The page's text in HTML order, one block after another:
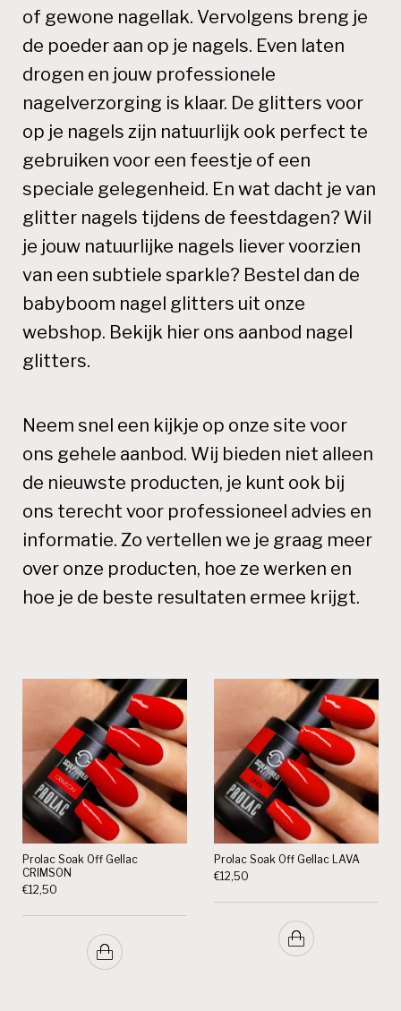
of gewone nagellak. Vervolgens breng je
de poeder aan op je nagels. Even laten
drogen en jouw professionele
nagelverzorging is klaar. De glitters voor
op je nagels zijn natuurlijk ook perfect te
gebruiken voor een feestje of een
speciale gelegenheid. En wat dacht je van
glitter nagels tijdens de feestdagen? Wil
je jouw natuurlijke nagels liever voorzien
van een subtiele sparkle? Bestel dan de
babyboom nagel glitters uit onze
webshop. Bekijk hier ons aanbod nagel
glitters.
Neem snel een kijkje op onze site voor
ons gehele aanbod. Wij bieden niet alleen
de nieuwste producten, je kunt ook bij
ons terecht voor professioneel advies en
informatie. Zo vertellen we je graag meer
over onze producten, hoe ze werken en
hoe je de beste resultaten ermee krijgt.
Prolac Soak Off Gellac
CRIMSON
€12,50
Prolac Soak Off Gellac LAVA
€12,50